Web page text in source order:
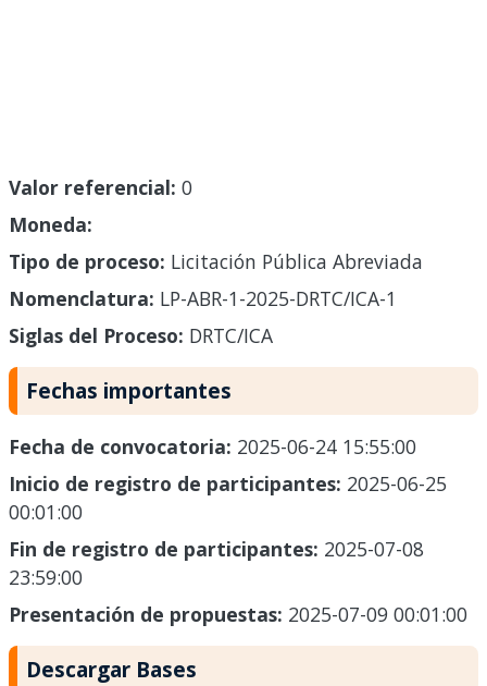
Valor referencial: 0
Moneda:
Tipo de proceso: Licitación Pública Abreviada
Nomenclatura: LP-ABR-1-2025-DRTC/ICA-1
Siglas del Proceso: DRTC/ICA
Fechas importantes
Fecha de convocatoria: 2025-06-24 15:55:00
Inicio de registro de participantes: 2025-06-25
00:01:00
Fin de registro de participantes: 2025-07-08
23:59:00
Presentación de propuestas: 2025-07-09 00:01:00
Descargar Bases